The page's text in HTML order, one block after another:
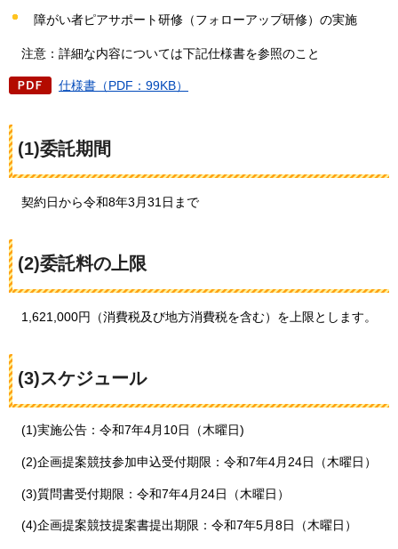
障がい者ピアサポート研修（フォローアップ研修）の実施
注意： 詳細な内容については下記仕様書を参照のこと
仕様書（PDF：99KB）
(1)委託期間
契約日から令和8年3月31日まで
(2)委託料の上限
1,621,000円 （消費税及び地方消費税を含む）を上限とします。
(3)スケジュール
(1)実施公告：令和7年4月10日（木曜日)
(2)企画提案競技参加申込受付期限：令和7年4月24日（木曜日）
(3)質問書受付期限：令和7年4月24日（木曜日）
(4)企画提案競技提案書提出期限：令和7年5月8日（木曜日）